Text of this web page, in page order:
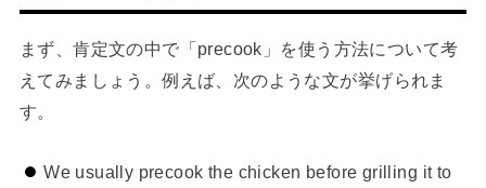
まず、肯定文の中で「precook」を使う方法について考
えてみましょう。例えば、次のような文が挙げられま
す。
We usually precook the chicken before grilling it to